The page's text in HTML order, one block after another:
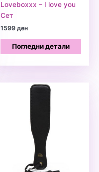
Loveboxxx – I love you
Сет
1599ден
Погледни детали